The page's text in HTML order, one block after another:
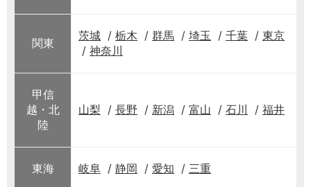
関東
茨城 栃木 群馬 埼玉 千葉
東京
神奈川
甲信
越・北
陸
山梨 長野 新潟 富山 石川 福井
東海 岐阜 静岡 愛知 三重